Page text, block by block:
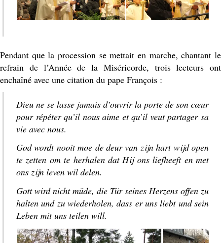
Pendant que la procession se mettait en marche, chantant le
refrain de l’Année de la Miséricorde, trois lecteurs ont
enchaîné avec une citation du pape François :
Dieu ne se lasse jamais d’ouvrir la porte de son cœur
pour répéter qu’il nous aime et qu’il veut partager sa
vie avec nous.
God wordt nooit moe de deur van zijn hart wijd open
te zetten om te herhalen dat Hij ons liefheeft en met
ons zijn leven wil delen.
Gott wird nicht müde, die Tür seines Herzens offen zu
halten und zu wiederholen, dass er uns liebt und sein
Leben mit uns teilen will.